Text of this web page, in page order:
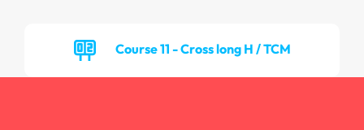
Course 11 - Cross long H / TCM